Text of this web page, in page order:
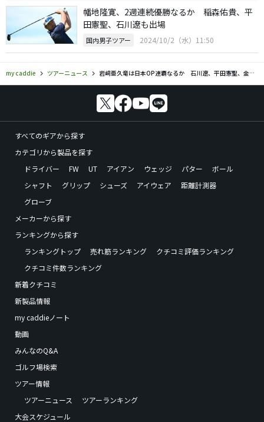
幡地隆寛、2週連続優勝なるか 稲森佑貴、平
田憲聖、石川遼も出場
国内男子ツアー 2024/10/2（水）11:50
my caddie ツアーニュース 岩﨑亜久竜は日本OP連覇なるか 石川遼、平田憲聖、金谷拓実、中島啓太、A.スコットら出場
すべてのギアから探す
カテゴリから製品を探す
ドライバー
FW UT アイアン ウェッジ パター
ボール
シャフト
グリップ シューズ アイウェア
距離計測器
グローブ
メーカーから探す
ランキングから探す
ランキングトップ
売れ筋ランキング
クチコミ評価ランキング
クチコミ件数ランキング
新着クチコミ
新製品情報
my caddieノート
動画
みんなのQ&A
ゴルフ場検索
ツアー情報
ツアーニュース
ツアーランキング
大会スケジュール